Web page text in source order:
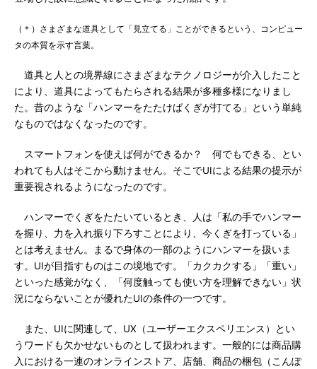
（＊）さまざまな道具として「見立てる」ことができるという、コンピュー
タの本質を示す言葉。
道具と人との境界線にさまざまなテクノロジーが介入したこと
により、道具によってもたらされる結果が多種多様になりまし
た。昔のような「ハンマーをたたけばくぎが打てる」という単純
なものではなくなったのです。
スマートフォンを使えば何ができるか？ 何でもできる、とい
われても人はそこから動けません。そこでUIによる結果の提示が
重要視されるようになったのです。
ハンマーでくぎをたたいているとき、人は「私の手でハンマー
を握り、力を入れ振り下ろすことにより、今くぎを打っている」
とは考えません。まるで身体の一部のようにハンマーを扱いま
す。UIが目指すものはこの境地です。「カクカクする」「重い」
といった感覚がなく、「何度触っても使い方を理解できない」状
況にならないことが優れたUIの条件の一つです。
また、UIに関連して、UX（ユーザーエクスペリエンス）とい
うワードも欠かせないものとして扱われます。一般的には商品購
入における一連のオンラインストア、店舗、商品の梱包（こんぽ